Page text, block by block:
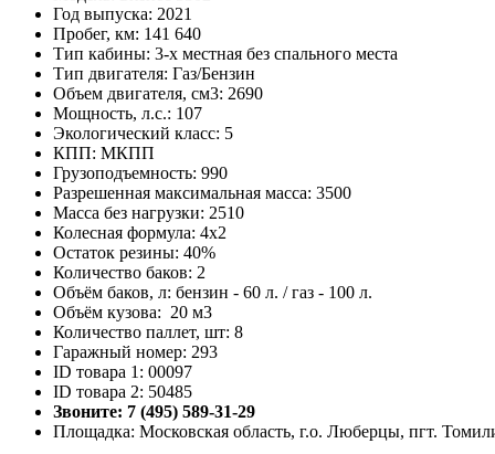
Год выпуска: 2021
Пробег, км: 141 640
Тип кабины: 3-х местная без спального места
Тип двигателя: Газ/Бензин
Объем двигателя, см3: 2690
Мощность, л.с.: 107
Экологический класс: 5
КПП: МКПП
Грузоподъемность: 990
Разрешенная максимальная масса: 3500
Масса без нагрузки: 2510
Колесная формула: 4x2
Остаток резины: 40%
Количество баков: 2
Объём баков, л: бензин - 60 л. / газ - 100 л.
Объём кузова: 20 м3
Количество паллет, шт: 8
Гаражный номер: 293
ID товара 1: 00097
ID товара 2: 50485
Звоните: 7 (495) 589-31-29
Площадка: Московская область, г.о. Люберцы, пгт.